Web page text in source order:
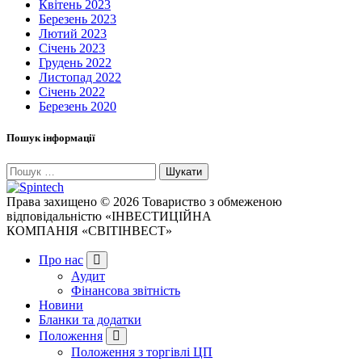
Квітень 2023
Березень 2023
Лютий 2023
Січень 2023
Грудень 2022
Листопад 2022
Січень 2022
Березень 2020
Пошук інформації
Пошук:
Права захищено © 2026 Товариство з обмеженою
відповідальністю «ІНВЕСТИЦІЙНА
КОМПАНІЯ «СВІТІНВЕСТ»
Про нас
Аудит
Фінансова звітність
Новини
Бланки та додатки
Положення
Положення з торгівлі ЦП